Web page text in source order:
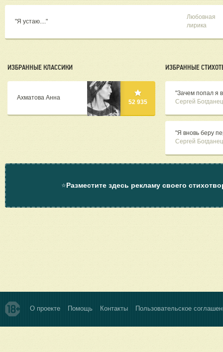
"Я устаю...."
Любовная
лирика
ИЗБРАННЫЕ КЛАССИКИ
Ахматова Анна
52 935
ИЗБРАННЫЕ
"Зачем попал я
Сергей Богданец
"Я вновь беру
Сергей Богданец
⭐Разместите здесь рекламу своего
О проекте Помощь Контакты Пользовательское